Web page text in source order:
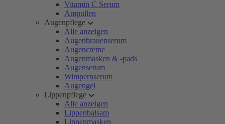
Vitamin C Serum
Ampullen
Augenpflege
Alle anzeigen
Augenbrauenserum
Augencreme
Augenmasken & -pads
Augenserum
Wimpernserum
Augengel
Lippenpflege
Alle anzeigen
Lippenbalsam
Lippenmasken